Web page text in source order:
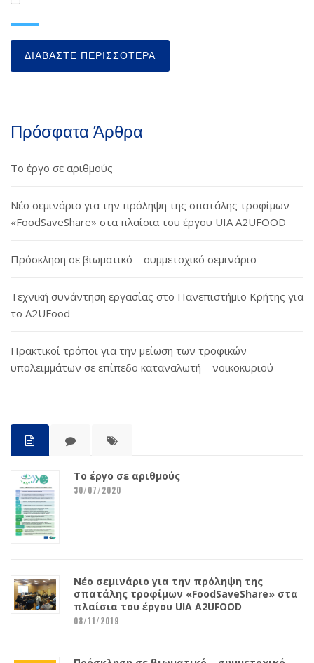
ΔΙΑΒΆΣΤΕ ΠΕΡΙΣΣΌΤΕΡΑ
Πρόσφατα Άρθρα
Το έργο σε αριθμούς
Νέο σεμινάριο για την πρόληψη της σπατάλης τροφίμων
«FoodSaveShare» στα πλαίσια του έργου UIA A2UFOOD
Πρόσκληση σε βιωματικό – συμμετοχικό σεμινάριο
Τεχνική συνάντηση εργασίας στο Πανεπιστήμιο Κρήτης για
το A2UFood
Πρακτικοί τρόποι για την μείωση των τροφικών
υπολειμμάτων σε επίπεδο καταναλωτή – νοικοκυριού
Το έργο σε αριθμούς
30/07/2020
Νέο σεμινάριο για την πρόληψη της
σπατάλης τροφίμων «FoodSaveShare» στα
πλαίσια του έργου UIA A2UFOOD
08/11/2019